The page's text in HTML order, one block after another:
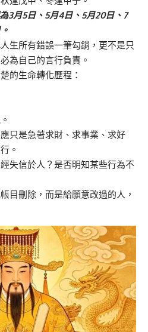
3月5日、5月4日、5月20日、7
生所有錯誤一筆勾銷，更不是只
為自己的言行負責。
的生命轉化歷程：
只是急著求財、求事業、求好
。
失信於人？是否明知某些行為不
目刪除，而是給願意改過的人，